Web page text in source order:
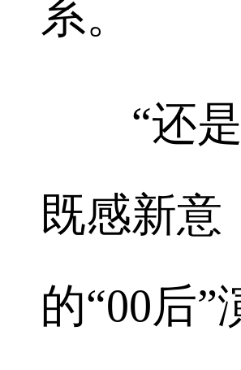
系。
“还是
既感新意
的“00后